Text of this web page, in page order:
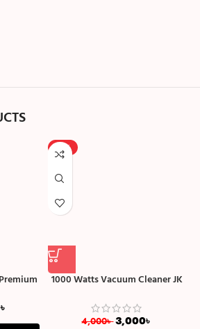
৳
-25%
1000 Watts Vacuum Cleaner JK
4,000৳3,000৳